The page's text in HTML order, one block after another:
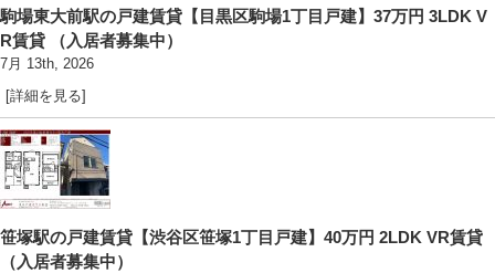
駒場東大前駅の戸建賃貸【目黒区駒場1丁目戸建】37万円 3LDK V
R賃貸 （入居者募集中）
7月 13th, 2026
[詳細を見る]
笹塚駅の戸建賃貸【渋谷区笹塚1丁目戸建】40万円 2LDK VR賃貸
（入居者募集中）